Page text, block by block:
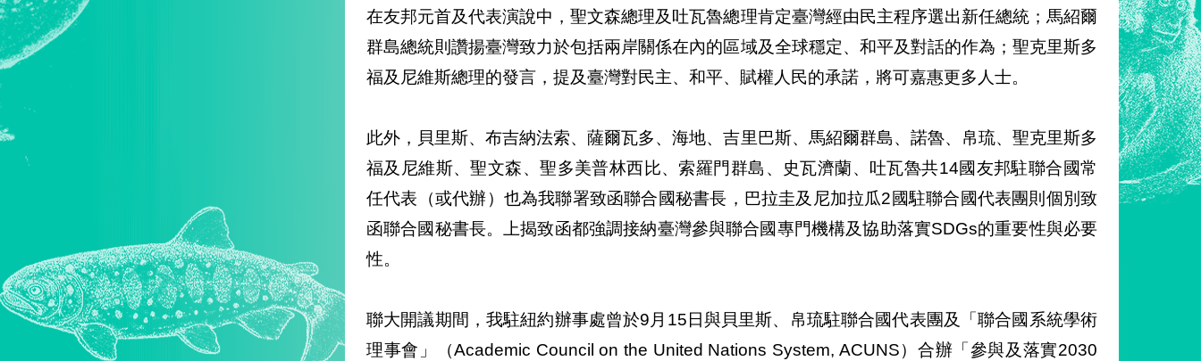
在友邦元首及代表演說中，聖文森總理及吐瓦魯總理肯定臺灣經由民主程序選出新任總統；馬紹爾
群島總統則讚揚臺灣致力於包括兩岸關係在內的區域及全球穩定、和平及對話的作為；聖克里斯多
福及尼維斯總理的發言，提及臺灣對民主、和平、賦權人民的承諾，將可嘉惠更多人士。
此外，貝里斯、布吉納法索、薩爾瓦多、海地、吉里巴斯、馬紹爾群島、諾魯、帛琉、聖克里斯多
福及尼維斯、聖文森、聖多美普林西比、索羅門群島、史瓦濟蘭、吐瓦魯共14國友邦駐聯合國常
任代表（或代辦）也為我聯署致函聯合國秘書長，巴拉圭及尼加拉瓜2國駐聯合國代表團則個別致
函聯合國秘書長。上揭致函都強調接納臺灣參與聯合國專門機構及協助落實SDGs的重要性與必要
性。
聯大開議期間，我駐紐約辦事處曾於9月15日與貝里斯、帛琉駐聯合國代表團及「聯合國系統學術
理事會」（Academic Council on the United Nations System, ACUNS）合辦「參與及落實2030